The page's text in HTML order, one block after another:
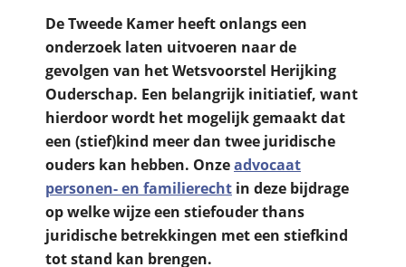
De Tweede Kamer heeft onlangs een
onderzoek laten uitvoeren naar de
gevolgen van het Wetsvoorstel Herijking
Ouderschap. Een belangrijk initiatief, want
hierdoor wordt het mogelijk gemaakt dat
een (stief)kind meer dan twee juridische
ouders kan hebben. Onzeadvocaat
personen- en familierecht in deze bijdrage
op welke wijze een stiefouder thans
juridische betrekkingen met een stiefkind
tot stand kan brengen.